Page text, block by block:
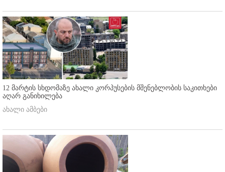
12 მარტის სხდომაზე ახალი კორპუსების მშენებლობის საკითხები
აღარ განიხილება
ახალი ამბები